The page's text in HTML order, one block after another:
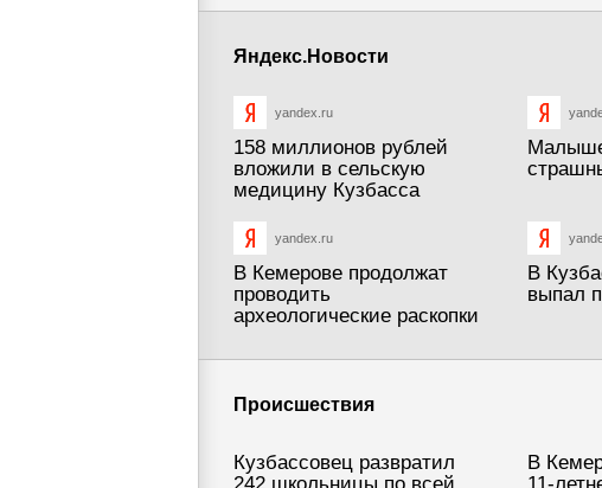
Яндекс.Новости
yandex.ru
158 миллионов рублей
вложили в сельскую
медицину Кузбасса
yandex.ru
В Кемерове продолжат
проводить
археологические раскопки
В
выпал
Происшествия
Кузбассовец развратил
В